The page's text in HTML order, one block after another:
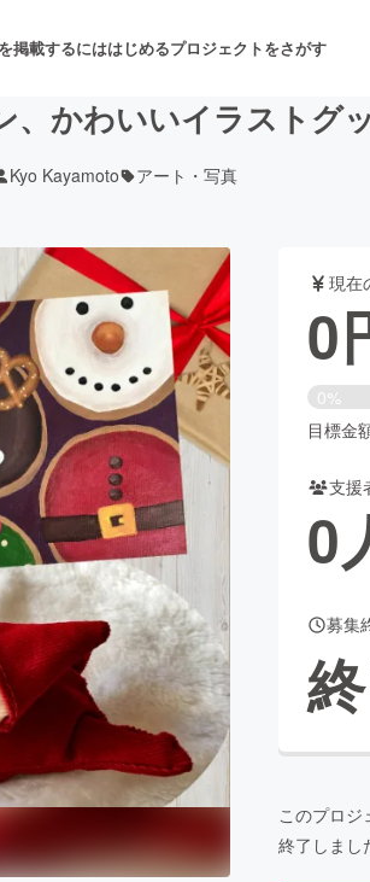
掲載するにははじめるプロジェクトをさがす
舞台・パフォーマンス
発 フード・飲食店
アニメ・漫画
ビューティー・ヘルス
for Social GoodCAMPFIRE Creation
ふるさと納税machi-ya コミュニティ
、かわいいイラストグ
Kyo Kayamoto アート・写真
現在
0
0%
目標金
支援
0
募集
このプロジ
終了しまし